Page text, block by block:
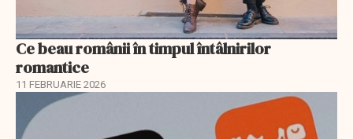
Ce beau românii în timpul întâlnirilor
romantice
11 FEBRUARIE 2026